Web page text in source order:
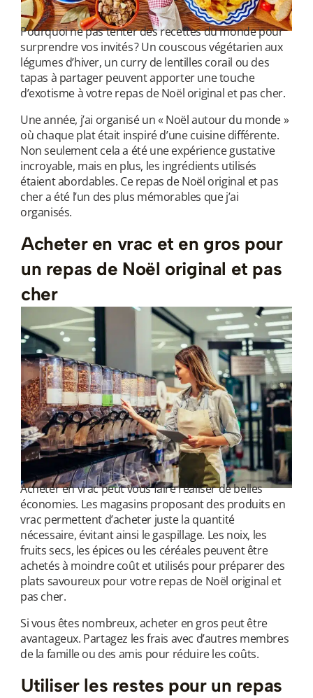
Pourquoi ne pas tenter des recettes du monde pour
surprendre vos invités ? Un couscous végétarien aux
légumes d’hiver, un curry de lentilles corail ou des
tapas à partager peuvent apporter une touche
d’exotisme à votre repas de Noël original et pas cher.
Une année, j’ai organisé un « Noël autour du monde »
où chaque plat était inspiré d’une cuisine différente.
Non seulement cela a été une expérience gustative
incroyable, mais en plus, les ingrédients utilisés
étaient abordables. Ce repas de Noël original et pas
cher a été l’un des plus mémorables que j’ai
organisés.
Acheter en vrac et en gros pour
un repas de Noël original et pas
cher
Acheter en vrac peut vous faire réaliser de belles
économies. Les magasins proposant des produits en
vrac permettent d’acheter juste la quantité
nécessaire, évitant ainsi le gaspillage. Les noix, les
fruits secs, les épices ou les céréales peuvent être
achetés à moindre coût et utilisés pour préparer des
plats savoureux pour votre repas de Noël original et
pas cher.
Si vous êtes nombreux, acheter en gros peut être
avantageux. Partagez les frais avec d’autres membres
de la famille ou des amis pour réduire les coûts.
Utiliser les restes pour un repas